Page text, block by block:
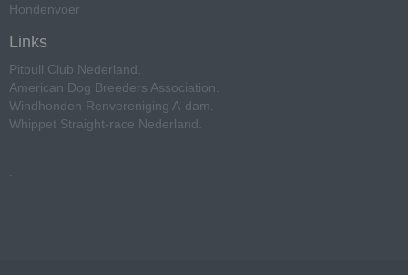
Hondenvoer
Links
Pitbull Club Nederland
American Dog Breeders Association
Windhonden Renvereniging A-dam
Whippet Straight-race Nederland